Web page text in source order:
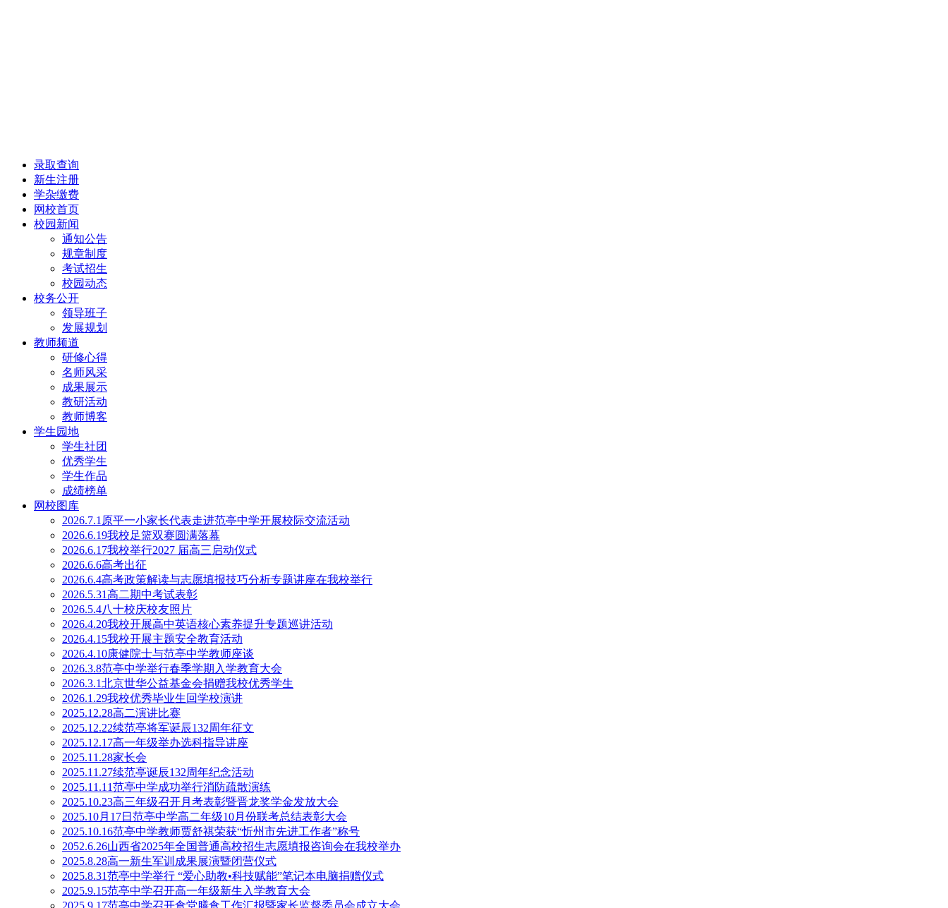
录取查询
新生注册
学杂缴费
网校首页
校园新闻
通知公告
规章制度
考试招生
校园动态
校务公开
领导班子
发展规划
教师频道
研修心得
名师风采
成果展示
教研活动
教师博客
学生园地
学生社团
优秀学生
学生作品
成绩榜单
网校图库
2026.7.1原平一小家长代表走进范亭中学开展校际交流活动
2026.6.19我校足篮双赛圆满落幕
2026.6.17我校举行2027 届高三启动仪式
2026.6.6高考出征
2026.6.4高考政策解读与志愿填报技巧分析专题讲座在我校举行
2026.5.31高二期中考试表彰
2026.5.4八十校庆校友照片
2026.4.20我校开展高中英语核心素养提升专题巡讲活动
2026.4.15我校开展主题安全教育活动
2026.4.10康健院士与范亭中学教师座谈
2026.3.8范亭中学举行春季学期入学教育大会
2026.3.1北京世华公益基金会捐赠我校优秀学生
2026.1.29我校优秀毕业生回学校演讲
2025.12.28高二演讲比赛
2025.12.22续范亭将军诞辰132周年征文
2025.12.17高一年级举办选科指导讲座
2025.11.28家长会
2025.11.27续范亭诞辰132周年纪念活动
2025.11.11范亭中学成功举行消防疏散演练
2025.10.23高三年级召开月考表彰暨晋龙奖学金发放大会
2025.10月17日范亭中学高二年级10月份联考总结表彰大会
2025.10.16范亭中学教师贾舒祺荣获“忻州市先进工作者”称号
2052.6.26山西省2025年全国普通高校招生志愿填报咨询会在我校举办
2025.8.28高一新生军训成果展演暨闭营仪式
2025.8.31范亭中学举行 “爱心助教•科技赋能”笔记本电脑捐赠仪式
2025.9.15范亭中学召开高一年级新生入学教育大会
2025.9.17范亭中学召开食堂膳食工作汇报暨家长监督委员会成立大会